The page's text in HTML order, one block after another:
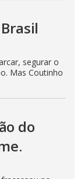
segurar o
Mas Coutinho
do